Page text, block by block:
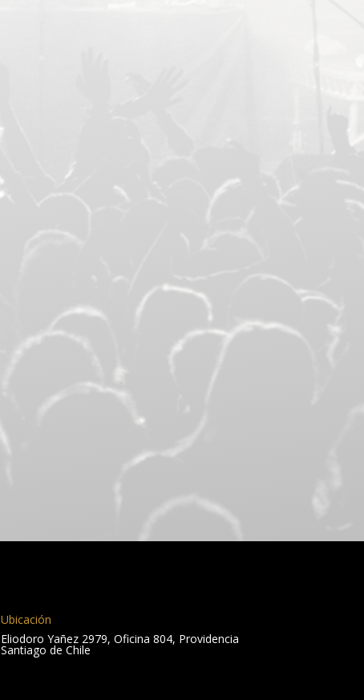
Ubicación
Eliodoro Yañez 2979, Oficina 804, Providencia
Santiago de Chile